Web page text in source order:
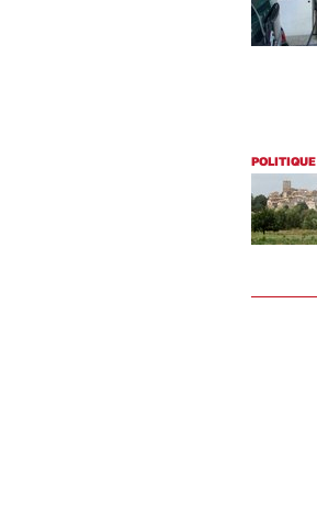
POLITIQUE